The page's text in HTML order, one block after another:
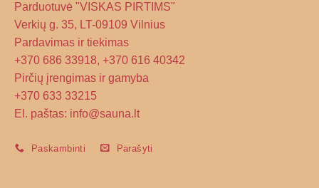
Parduotuvė "VISKAS PIRTIMS"
Verkių g. 35, LT-09109 Vilnius
Pardavimas ir tiekimas
+370 686 33918, +370 616 40342
Pirčių įrengimas ir gamyba
+370 633 33215
El. paštas: info@sauna.lt
Paskambinti Parašyti